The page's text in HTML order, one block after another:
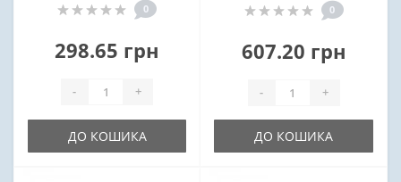
0
298.65 грн
- +
ДО КОШИКА
0
607.20 грн
- +
ДО КОШИКА